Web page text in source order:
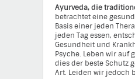
Ayurveda, die
betrachtet eine
Basis einer jeden
jeden Tag essen,
Gesundheit und
Psyche. Leben wir auf
dies der beste Schutz
Art. Leiden wir jedoch